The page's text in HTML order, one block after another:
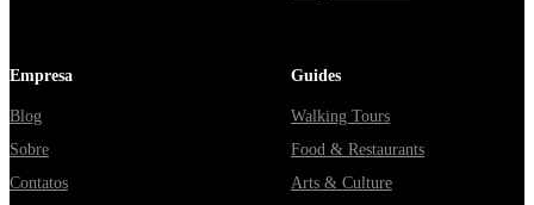
Empresa
Blog
Sobre
Contatos
Guides
Walking Tours
Food & Restaurants
Arts & Culture